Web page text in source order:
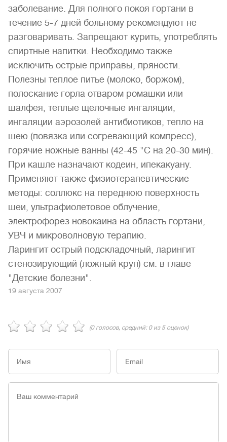
заболевание. Для полного покоя гортани в
течение 5-7 дней больному рекомендуют не
разговаривать. Запрещают курить, употреблять
спиртные напитки. Необходимо также
исключить острые приправы, пряности.
Полезны теплое питье (молоко, боржом),
полоскание горла отваром ромашки или
шалфея, теплые щелочные ингаляции,
ингаляции аэрозолей антибиотиков, тепло на
шею (повязка или согревающий компресс),
горячие ножные ванны (42-45 "С на 20-30 мин).
При кашле назначают кодеин, ипекакуану.
Применяют также физиотерапевтические
методы: соллюкс на переднюю поверхность
шеи, ультрафиолетовое облучение,
электрофорез новокаина на область гортани,
УВЧ и микроволновую терапию.
Ларингит острый подскладочный, ларингит
стенозирующий (ложный круп) см. в главе
"Детские болезни".
19 августа 2007
(0голосов, средний: 0из 5 оценок)